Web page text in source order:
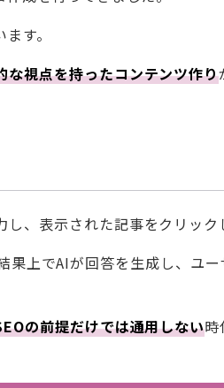
す。
な視点を持ったコンテンツ作り
、表示された記事をクリック
上でAIが回答を生成し、ユ
の前提だけでは通用しない時